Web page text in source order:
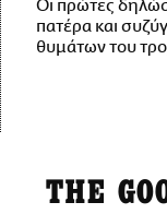
Οι πρώτες
πατέρα και
θυμάτων του
THE